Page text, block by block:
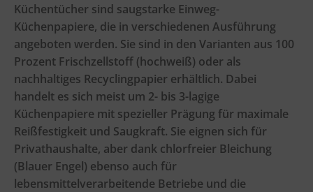
Küchentücher sind saugstarke Einweg-
Küchenpapiere, die in verschiedenen Ausführung
angeboten werden. Sie sind in den Varianten aus 100
Prozent Frischzellstoff (hochweiß) oder als
nachhaltiges Recyclingpapier erhältlich. Dabei
handelt es sich meist um 2- bis 3-lagige
Küchenpapiere mit spezieller Prägung für maximale
Reißfestigkeit und Saugkraft. Sie eignen sich für
Privathaushalte, aber dank chlorfreier Bleichung
(Blauer Engel) ebenso auch für
lebensmittelverarbeitende Betriebe und die